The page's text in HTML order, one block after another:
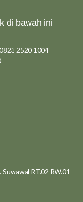
di bawah ini
2520 1004
Suwawal RT.02 RW.01